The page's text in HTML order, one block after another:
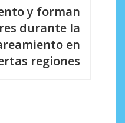
y forman
durante la
en
regiones